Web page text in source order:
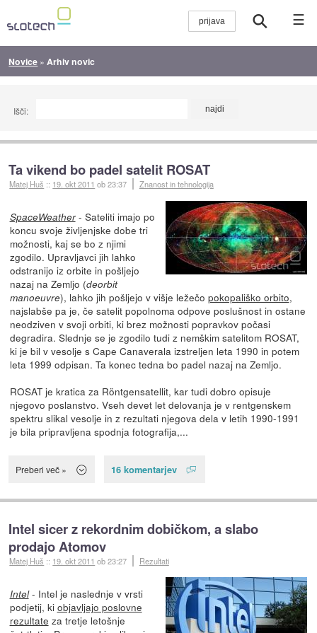
☰
Novice » Arhiv novic
Išči:
Ta vikend bo padel satelit ROSAT
Matej Huš :: 19. okt 2011 ob 23:37 Znanost in tehnologija
SpaceWeather- Sateliti imajo po
koncu svoje življenjske dobe tri
možnosti, kaj se bo z njimi
zgodilo. Upravljavci jih lahko
odstranijo iz orbite in pošljejo
nazaj na Zemljo (deorbit
manoeuvre), lahko jih pošljejo v višje ležečo pokopališko orbito,
najslabše pa je, če satelit popolnoma odpove poslušnost in ostane
neodziven v svoji orbiti, ki brez možnosti popravkov počasi
degradira. Slednje se je zgodilo tudi z nemškim satelitom ROSAT,
ki je bil v vesolje s Cape Canaverala izstreljen leta 1990 in potem
leta 1999 odpisan. Ta konec tedna bo padel nazaj na Zemljo.
ROSAT je kratica za Röntgensatellit, kar tudi dobro opisuje
njegovo poslanstvo. Vseh devet let delovanja je v rentgenskem
spektru slikal vesolje in z rezultati njegova dela v letih 1990-1991
je bila pripravljena spodnja fotografija,...
Preberi več » 16 komentarjev
Intel sicer z rekordnim dobičkom, a slabo
prodajo Atomov
Matej Huš :: 19. okt 2011 ob 23:27 Rezultati
Intel- Intel je naslednje v vrsti
podjetij, ki objavljajo poslovne
rezultate za tretje letošnje